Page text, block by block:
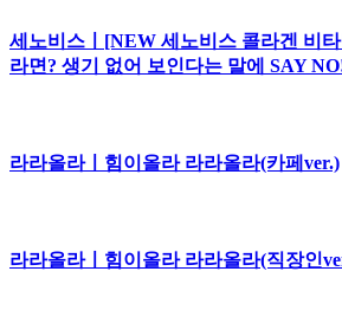
세노비스ㅣ[NEW 세노비스 콜라겐 비
라면? 생기 없어 보인다는 말에 SAY
라라올라ㅣ힘이올라 라라올라(카페ver.)
라라올라ㅣ힘이올라 라라올라(직장인